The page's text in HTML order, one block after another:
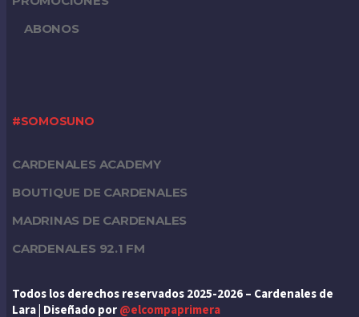
ABONOS
#SOMOSUNO
CARDENALES ACADEMY
BOUTIQUE DE CARDENALES
MADRINAS DE CARDENALES
CARDENALES 92.1 FM
Todos los derechos reservados 2025-2026 – Cardenales de
Lara | Diseñado por@elcompaprimera